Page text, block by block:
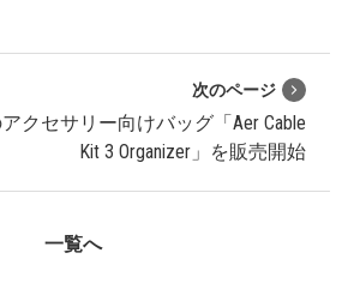
次のページ
クセサリー向けバッグ「Aer Cable
Kit 3 Organizer」を販売開始
一覧へ